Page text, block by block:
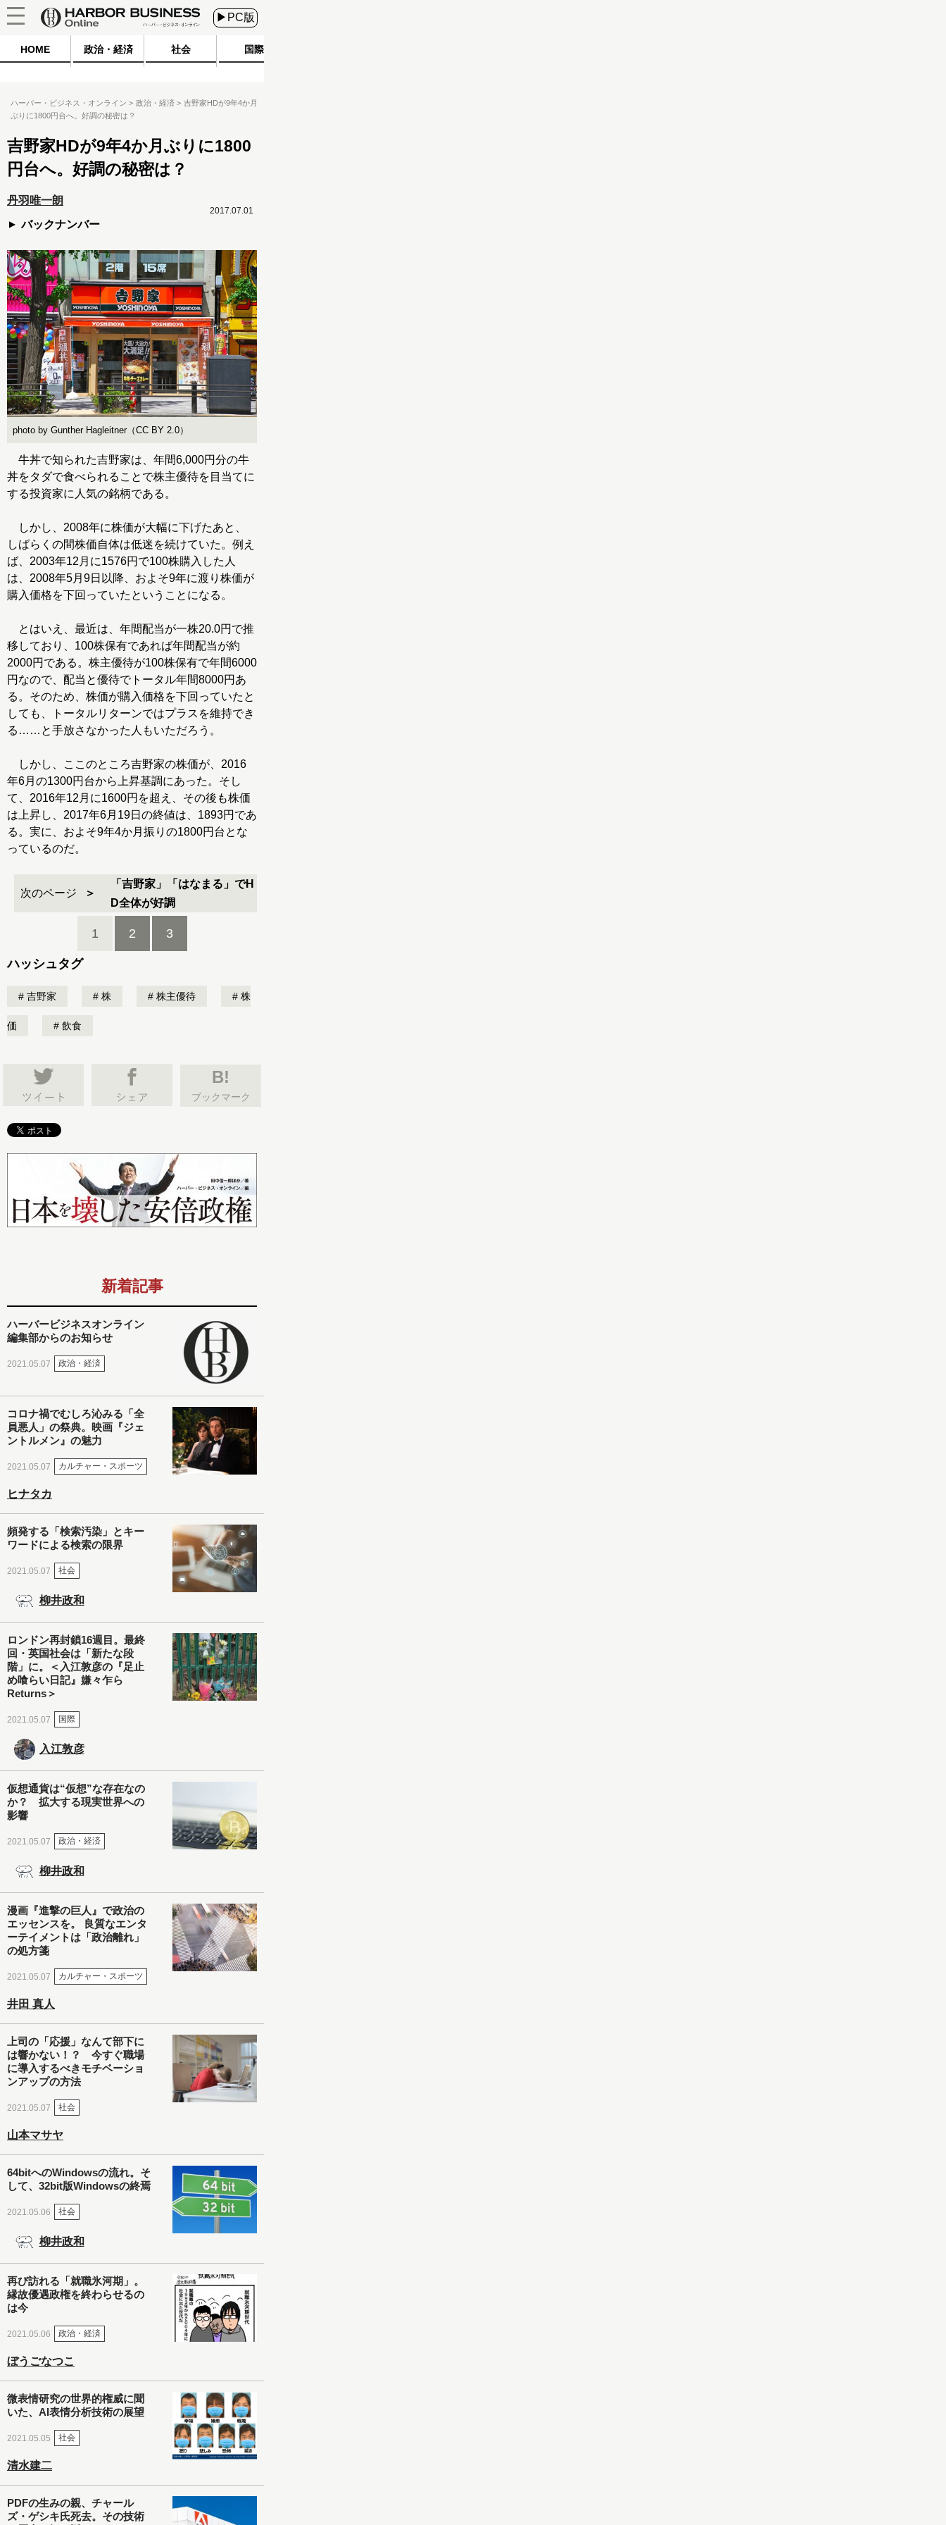
▶PC版
HOME 政治・経済 社会 国際
ハーバー・ビジネス・オンライン 政治・経済
吉野家HDが9年4か月
ぶりに1800円台へ。好調の秘密は？
吉野家HDが9年4か月ぶりに1800
円台へ。好調の秘密は？
丹羽唯一朗
バックナンバー
2017.07.01
photo by Gunther Hagleitner（CC BY 2.0）
牛丼で知られた吉野家は、年間6,000円分の牛
丼をタダで食べられることで株主優待を目当てに
する投資家に人気の銘柄である。
しかし、2008年に株価が大幅に下げたあと、
しばらくの間株価自体は低迷を続けていた。例え
ば、2003年12月に1576円で100株購入した人
は、2008年5月9日以降、およそ9年に渡り株価が
購入価格を下回っていたということになる。
とはいえ、最近は、年間配当が一株20.0円で推
移しており、100株保有であれば年間配当が約
2000円である。株主優待が100株保有で年間6000
円なので、配当と優待でトータル年間8000円あ
る。そのため、株価が購入価格を下回っていたと
しても、トータルリターンではプラスを維持でき
る……と手放さなかった人もいただろう。
しかし、ここのところ吉野家の株価が、2016
年6月の1300円台から上昇基調にあった。そし
て、2016年12月に1600円を超え、その後も株価
は上昇し、2017年6月19日の終値は、1893円であ
る。実に、およそ9年4か月振りの1800円台とな
っているのだ。
次のページ
「吉野家」「はなまる」でH
D全体が好調
1 2 3
ハッシュタグ
吉野家 株 株主優待 株
価 飲食
B!
ブックマーク
新着記事
ハーバービジネスオンライン
編集部からのお知らせ
2021.05.07 政治・経済
コロナ禍でむしろ沁みる「全
員悪人」の祭典。映画『ジェ
ントルメン』の魅力
2021.05.07 カルチャー・スポーツ
ヒナタカ
頻発する「検索汚染」とキー
ワードによる検索の限界
2021.05.07 社会
柳井政和
ロンドン再封鎖16週目。最終
回・英国社会は「新たな段
階」に。＜入江敦彦の『足止
め喰らい日記』嫌々乍ら
Returns＞
2021.05.07 国際
入江敦彦
仮想通貨は“仮想”な存在なの
か？ 拡大する現実世界への
影響
2021.05.07 政治・経済
柳井政和
漫画『進撃の巨人』で政治の
エッセンスを。 良質なエンタ
ーテイメントは「政治離れ」
の処方箋
2021.05.07 カルチャー・スポーツ
井田 真人
上司の「応援」なんて部下に
は響かない！？ 今すぐ職場
に導入するべきモチベーショ
ンアップの方法
2021.05.07 社会
山本マサヤ
64bitへのWindowsの流れ。そ
して、32bit版Windowsの終焉
2021.05.06 社会
柳井政和
再び訪れる「就職氷河期」。
縁故優遇政権を終わらせるの
は今
2021.05.06 政治・経済
ぼうごなつこ
微表情研究の世界的権威に聞
いた、AI表情分析技術の展望
2021.05.05 社会
清水建二
PDFの生みの親、チャール
ズ・ゲシキ氏死去。その技術